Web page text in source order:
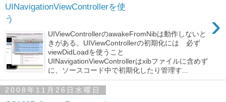
UINavigationViewControllerを使
う
›
UIViewControllerのawakeFromNibは動作しないと
きがある。UIViewControllerの初期化には 必ず
viewDidLoadを使うこと
UINavigationViewControllerはxibファイルに含めず
に、ソースコード中で初期化したり管理す...
2008年11月26日水曜日